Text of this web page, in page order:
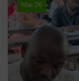
Mai 26